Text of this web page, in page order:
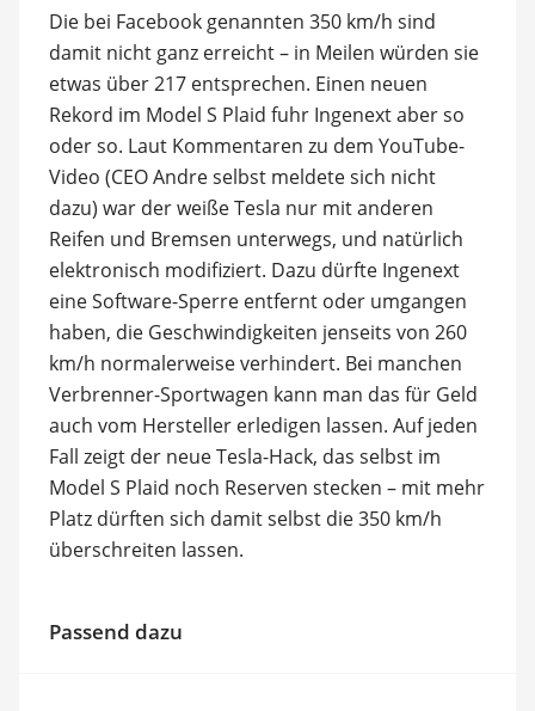
Die bei Facebook genannten 350 km/h sind
damit nicht ganz erreicht – in Meilen würden sie
etwas über 217 entsprechen. Einen neuen
Rekord im Model S Plaid fuhr Ingenext aber so
oder so. Laut Kommentaren zu dem YouTube-
Video (CEO Andre selbst meldete sich nicht
dazu) war der weiße Tesla nur mit anderen
Reifen und Bremsen unterwegs, und natürlich
elektronisch modifiziert. Dazu dürfte Ingenext
eine Software-Sperre entfernt oder umgangen
haben, die Geschwindigkeiten jenseits von 260
km/h normalerweise verhindert. Bei manchen
Verbrenner-Sportwagen kann man das für Geld
auch vom Hersteller erledigen lassen. Auf jeden
Fall zeigt der neue Tesla-Hack, das selbst im
Model S Plaid noch Reserven stecken – mit mehr
Platz dürften sich damit selbst die 350 km/h
überschreiten lassen.
Passend dazu